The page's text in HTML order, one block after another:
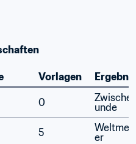
Vorlagen
0
unde
5
er